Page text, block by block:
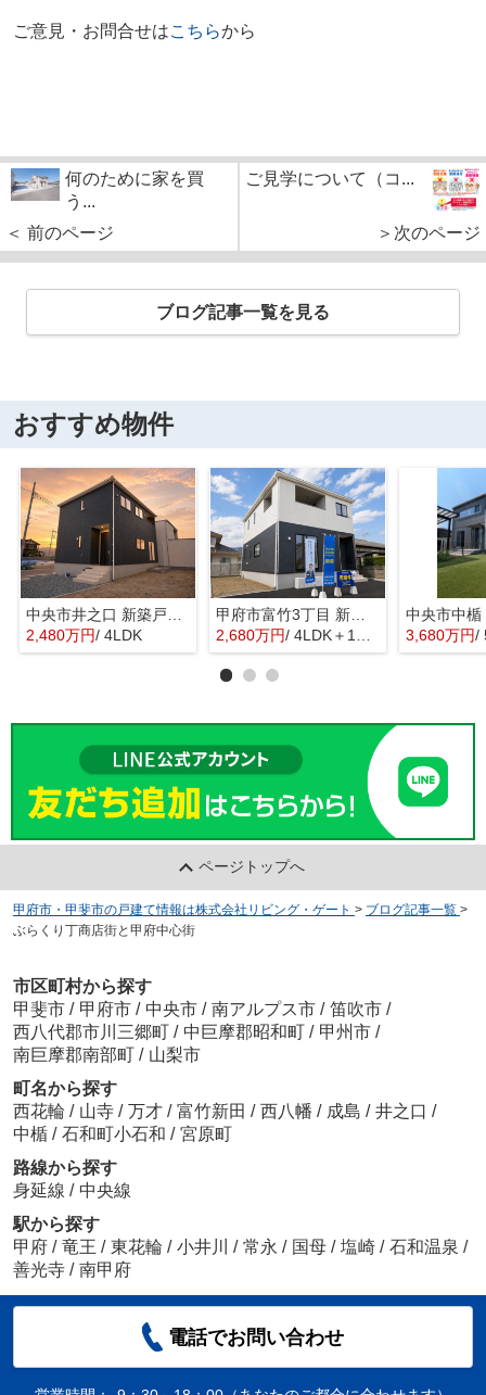
ご意見・お問合せはこちらから
何のために家を買
う...
＜ 前のページ
ご見学について（コ...
＞次のページ
ブログ記事一覧を見る
おすすめ物件
中央市井之口 新築戸建全2棟 1号棟 常永駅歩7分 車並列2台
2,480万円/ 4LDK
甲府市富竹3丁目 新築全3棟 3号棟 南西道路・車並列3台
2,680万円/ 4LDK＋1S(納戸) 3,680万円/
ページトップへ
甲府市・甲斐市の戸建て情報は株式会社リビング・ゲート > ブログ記事一覧 >
ぶらくり丁商店街と甲府中心街
市区町村から探す
甲斐市 / 甲府市 / 中央市 / 南アルプス市 / 笛吹市 /
西八代郡市川三郷町 / 中巨摩郡昭和町 / 甲州市 /
南巨摩郡南部町 / 山梨市
町名から探す
西花輪 / 山寺 / 万才 / 富竹新田 / 西八幡 / 成島 / 井之口 /
中楯 / 石和町小石和 / 宮原町
路線から探す
身延線 / 中央線
駅から探す
甲府 / 竜王 / 東花輪 / 小井川 / 常永 / 国母 / 塩崎 / 石和温泉 /
善光寺 / 南甲府
電話でお問い合わせ